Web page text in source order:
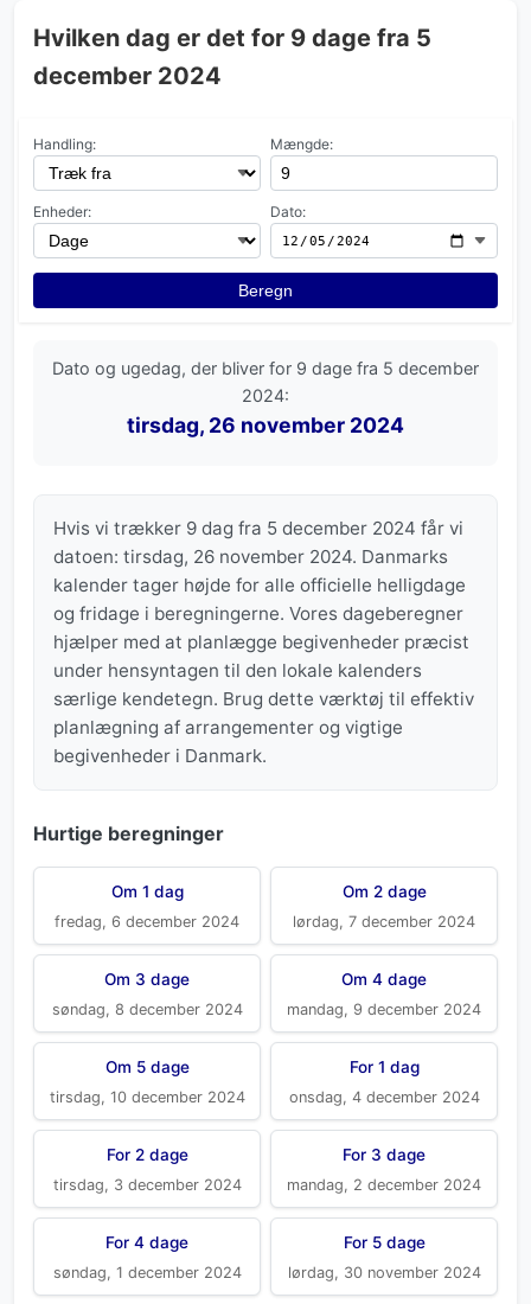
Hvilken dag er det for 9 dage fra 5
december 2024
Handling: Mængde:
Enheder: Dato:
Beregn
Dato og ugedag, der bliver for 9 dage fra 5 december
2024:
tirsdag, 26 november 2024
Hvis vi trækker 9 dag fra 5 december 2024 får vi
datoen: tirsdag, 26 november 2024. Danmarks
kalender tager højde for alle officielle helligdage
og fridage i beregningerne. Vores dageberegner
hjælper med at planlægge begivenheder præcist
under hensyntagen til den lokale kalenders
særlige kendetegn. Brug dette værktøj til effektiv
planlægning af arrangementer og vigtige
begivenheder i Danmark.
Hurtige beregninger
Om 1 dag
fredag, 6 december 2024
Om 2 dage
lørdag, 7 december 2024
Om 3 dage
søndag, 8 december 2024
Om 4 dage
mandag, 9 december 2024
Om 5 dage
tirsdag, 10 december 2024
For 1 dag
onsdag, 4 december 2024
For 2 dage
tirsdag, 3 december 2024
For 3 dage
mandag, 2 december 2024
For 4 dage
søndag, 1 december 2024
For 5 dage
lørdag, 30 november 2024